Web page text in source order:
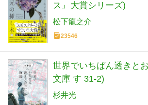
ス』大賞シリーズ)
松下龍之介
23546
世界でいちばん透きと
文庫 す 31-2)
杉井光